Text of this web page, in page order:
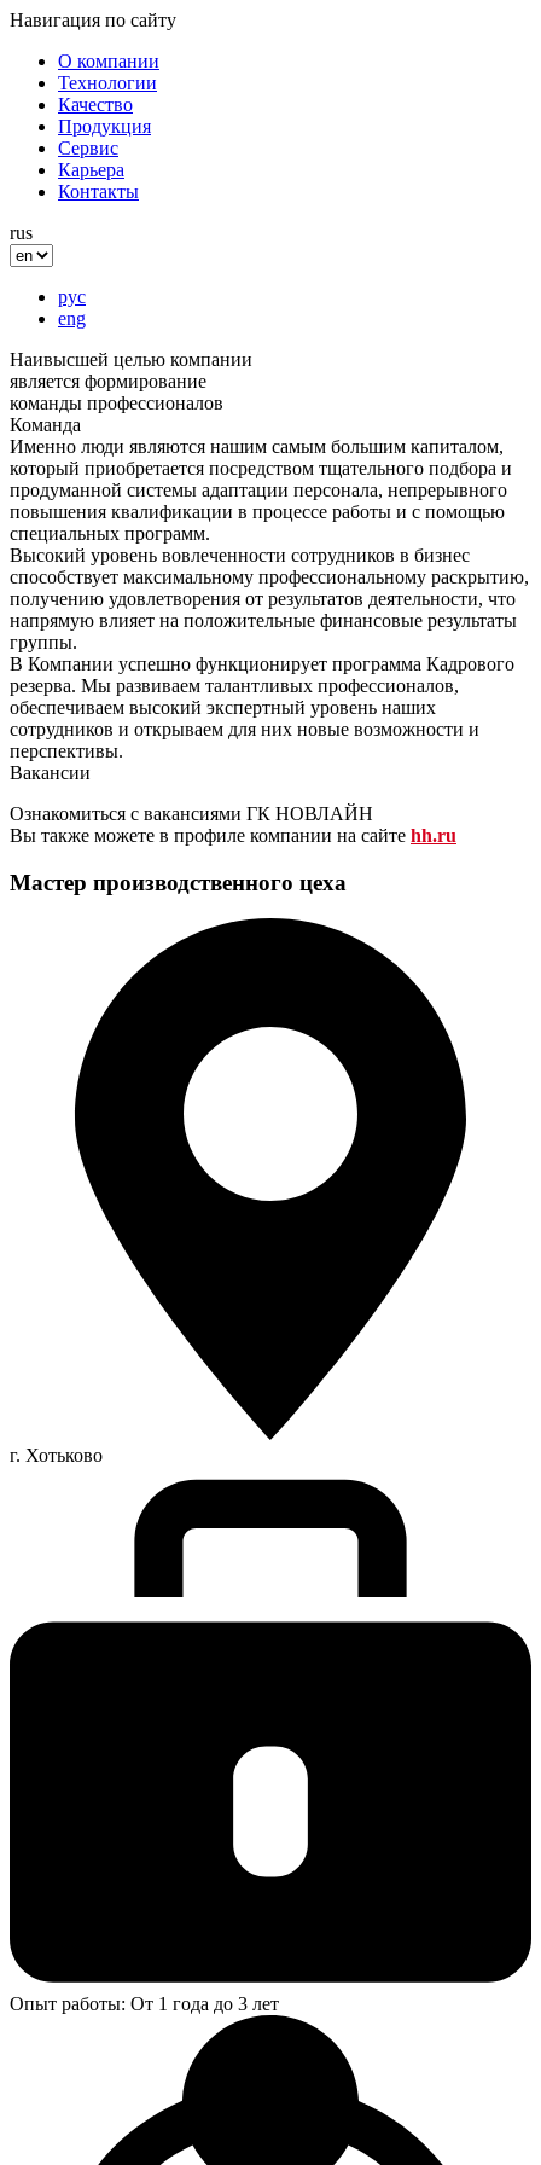
Навигация по сайту
О компании
Технологии
Качество
Продукция
Сервис
Карьера
Контакты
rus
рус
eng
Наивысшей целью компании
является формирование
команды профессионалов
Команда
Именно люди являются нашим самым большим капиталом,
который приобретается посредством тщательного подбора и
продуманной системы адаптации персонала, непрерывного
повышения квалификации в процессе работы и с помощью
специальных программ.
Высокий уровень вовлеченности сотрудников в бизнес
способствует максимальному профессиональному раскрытию,
получению удовлетворения от результатов деятельности, что
напрямую влияет на положительные финансовые результаты
группы.
В Компании успешно функционирует программа Кадрового
резерва. Мы развиваем талантливых профессионалов,
обеспечиваем высокий экспертный уровень наших
сотрудников и открываем для них новые возможности и
перспективы.
Вакансии
Ознакомиться с вакансиями ГК НОВЛАЙН
Вы также можете в профиле компании на сайте hh.ru
Мастер производственного цеха
г. Хотьково
Опыт работы: От 1 года до 3 лет